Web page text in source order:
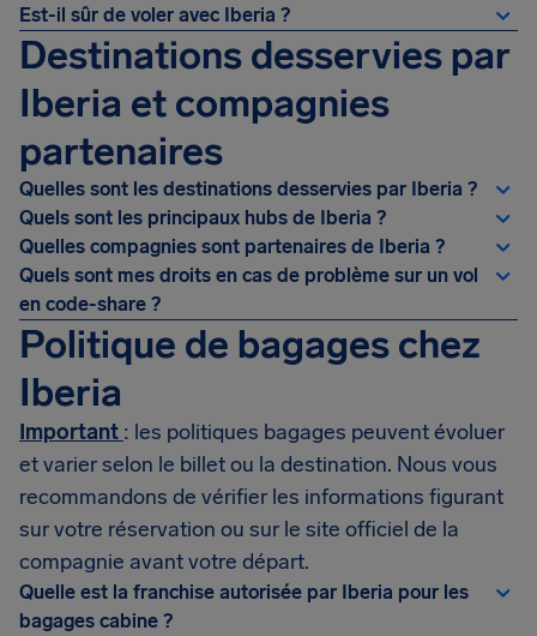
Est-il sûr de voler avec Iberia ?
Destinations desservies par
Iberia et compagnies
partenaires
Quelles sont les destinations desservies par Iberia ?
Quels sont les principaux hubs de Iberia ?
Quelles compagnies sont partenaires de Iberia ?
Quels sont mes droits en cas de problème sur un vol
en code-share ?
Politique de bagages chez
Iberia
Important : les politiques bagages peuvent évoluer
et varier selon le billet ou la destination. Nous vous
recommandons de vérifier les informations figurant
sur votre réservation ou sur le site officiel de la
compagnie avant votre départ.
Quelle est la franchise autorisée par Iberia pour les
bagages cabine ?